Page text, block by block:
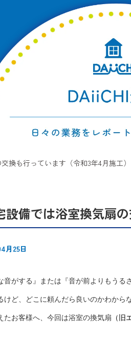
換も行っています（令和3年4月施工）
設備では浴室換気扇
月25日
音がする』または『音が前よりもう
けど、どこに頼んだら良いのかわか
たお客様へ、今回は浴室の換気扇 （旧